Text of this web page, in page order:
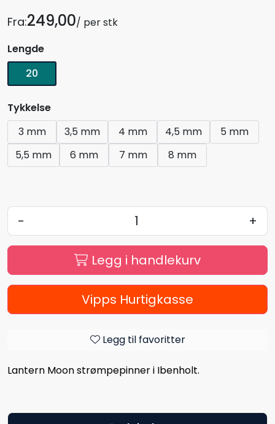
Fra:249,00/ per stk
Lengde
20
Tykkelse
3 mm
3,5 mm 4 mm 4,5 mm
5 mm
5,5 mm
6 mm 7 mm 8 mm
- +
Legg i handlekurv
Vipps Hurtigkasse
Legg til favoritter
Lantern Moon strømpepinner i Ibenholt.